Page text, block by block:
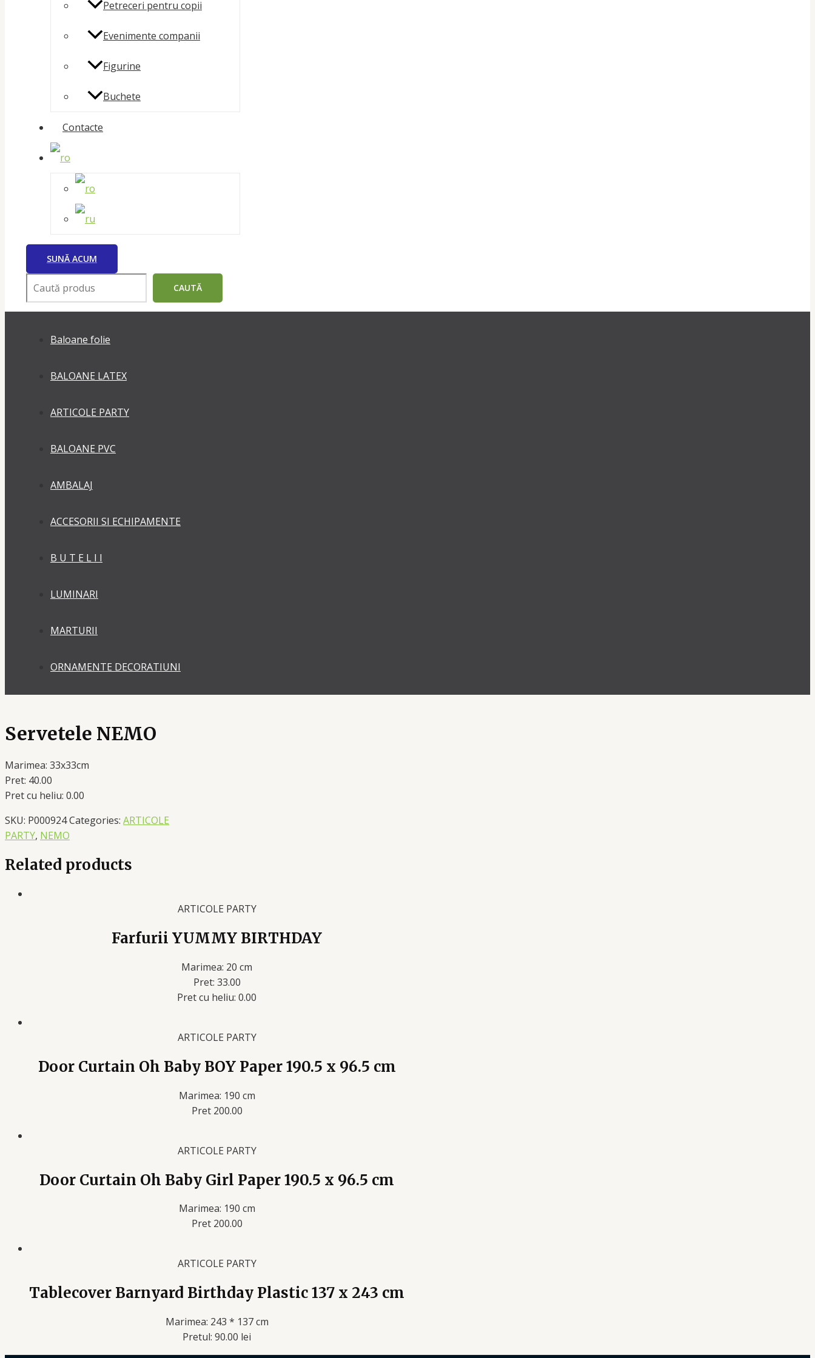
Petreceri pentru copii
Evenimente companii
Figurine
Buchete
Contacte
SUNĂ ACUM
CAUTĂ
Baloane folie
BALOANE LATEX
ARTICOLE PARTY
BALOANE PVC
AMBALAJ
ACCESORII SI ECHIPAMENTE
B U T E L I I
LUMINARI
MARTURII
ORNAMENTE DECORATIUNI
Servetele NEMO
Marimea: 33x33cm
Pret: 40.00
Pret cu heliu: 0.00
SKU: P000924Categories: ARTICOLE
PARTY, NEMO
Related products
ARTICOLE PARTY
Farfurii YUMMY BIRTHDAY
Marimea: 20 cm
Pret: 33.00
Pret cu heliu: 0.00
ARTICOLE PARTY
Door Curtain Oh Baby BOY Paper 190.5 x 96.5 cm
Marimea: 190 cm
Pret 200.00
ARTICOLE PARTY
Door Curtain Oh Baby Girl Paper 190.5 x 96.5 cm
Marimea: 190 cm
Pret 200.00
ARTICOLE PARTY
Tablecover Barnyard Birthday Plastic 137 x 243 cm
Marimea: 243 * 137 cm
Pretul: 90.00 lei